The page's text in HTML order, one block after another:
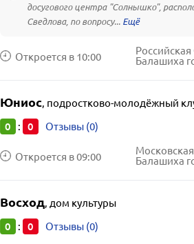
досугового центра "Солнышко",
Сведлова, по вопросу...
Откроется в 10:00
Балашиха
Юниос, подростково-молодёжный
0 : 0 Отзывы (0)
Откроется в 09:00
Балашиха
Восход, дом культуры
0 : 0 Отзывы (0)